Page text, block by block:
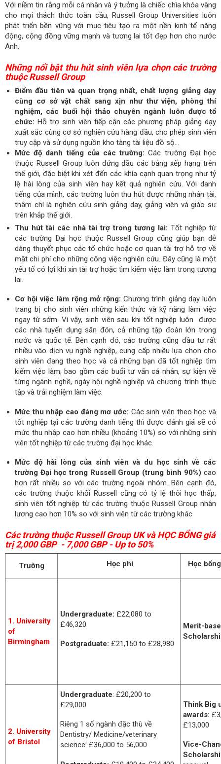
Với niềm tin rằng mỗi cá nhân và ý tưởng là chiếc chìa khóa vàng
cho mọi thách thức toàn cầu, Russell Group Universities luôn
phát triển bền vững với mục tiêu tạo ra một nền kinh tế năng
động, cộng đồng vững mạnh và tương lai tốt đẹp hơn cho nước
Anh.
Những nổi bật thu hút sinh viên lựa chọn các trường
thuộc Russell Group
Điểm đầu tiên và quan trọng nhất, chất lượng giảng dạy
cùng cơ sở vật chất sang xịn như thư viện, phòng thí
nghiệm, các buổi hội thảo chuyên ngành luôn được tổ
chức: Hỗ trợ sinh viên tiếp cận các phương pháp giảng dạy
xuất sắc cùng cơ sở nghiên cứu hàng đầu, cho phép sinh viên
truy cập và sử dụng nguồn kho tàng tài liệu đồ sộ...
Mức độ danh tiếng của các trường:Các trường Đại học
thuộc Russell Group luôn đứng đầu các bảng xếp hạng trên
thế giới, đặc biệt khi xét đến các khía cạnh quan trọng như tỷ
lệ hài lòng của sinh viên hay kết quả nghiên cứu. Với danh
tiếng của mình, các trường luôn thu hút được những nhân tài,
thậm chí là nghiên cứu sinh giảng dạy, giảng viên và giáo sư
trên khắp thế giới.
Thu hút tài các nhà tài trợ trong tương lai: Tốt nghiệp từ
các trường Đại học thuộc Russell Group cũng giúp bạn dễ
dàng thuyết phục các tổ chức hoặc cơ quan tài trợ hỗ trợ về
mặt chi phí cho những công việc nghiên cứu. Đây cũng là một
yếu tố có lợi khi xin tài trợ hoặc tìm kiếm việc làm trong tương
lai.
Cơ hội việc làm rộng mở rộng:Chương trình giảng dạy luôn
trang bị cho sinh viên những kiến thức và kỹ năng làm việc
ngay từ sớm. Vì vậy, sinh viên sau khi tốt nghiệp luôn được
các nhà tuyển dụng săn đón, cả những tập đoàn lớn trong
nước và quốc tế. Bên cạnh đó, các trường cũng đầu tư rất
nhiều vào dịch vụ nghề nghiệp, cung cấp nhiều lựa chọn cho
sinh viên đang theo học và cả những bạn đã tốt nghiệp tìm
kiếm việc làm; bao gồm các buổi tư vấn cá nhân, sự kiện về
từng ngành nghề, ngày hội nghề nghiệp và chương trình thực
tập và trải nghiệm làm việc.
Mức thu nhập cao đáng mơ ước: Các sinh viên theo học và
tốt nghiệp tại các trường danh tiếng thì được đánh giá sẽ có
mức thu nhập cao hơn nhiều (khoảng 10%) so với những sinh
viên tốt nghiệp từ các trường đại học khác.
Mức độ hài lòng của sinh viên và du học sinh về các
trường Đại học trong Russell Group (trung bình 90%) cao
hơn rất nhiều so với các trường ngoài nhóm. Bên cạnh đó,
các trường thuộc khối Russell cũng có tỷ lệ thôi học thấp,
sinh viên tốt nghiệp từ các trường thuộc Russell Group nhận
lương cao hơn 10% so với sinh viên từ các trường khác
Các trường thuộc Russell Group UK và HỌC BỔNG giá
trị 2,000 GBP - 7,000 GBP - Up to 50%
Trường Học phí Học
1. University
of
Birmingham
Undergraduate: £22,080 to
£46,320
Postgraduate: £21,150 to £28,980
Merit-
2. University
of Bristol
Undergraduate: £20,200 to
£29,000
Riêng 1 số ngành đặc thù về
Dentistry/ Medicine/veterinary
science: £36,000 to 56,000
Think Big
awards:
£13,000
Vice-